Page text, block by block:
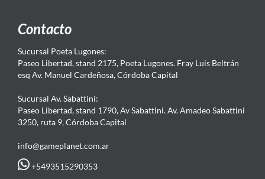
Contacto
Sucursal Poeta Lugones:
Paseo Libertad, stand 2175, Poeta Lugones. Fray Luis Beltrán
esq Av. Manuel Cardeñosa, Córdoba Capital
Sucursal Av. Sabattini:
Paseo Libertad, stand 1790, Av Sabattini. Av. Amadeo Sabattini
3250, ruta 9, Córdoba Capital
info@gameplanet.com.ar
+5493515290353